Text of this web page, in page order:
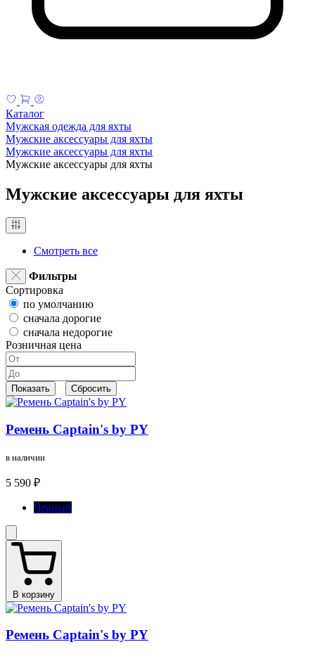
Каталог
Мужская одежда для яхты
Мужские аксессуары для яхты
Мужские аксессуары для яхты
Мужские аксессуары для яхты
Мужские аксессуары для яхты
Смотреть все
Фильтры
Сортировка
по умолчанию
сначала дорогие
сначала недорогие
Розничная цена
Ремень Captain's by PY
в наличии
5 590 ₽
Черный
В корзину
Ремень Captain's by PY